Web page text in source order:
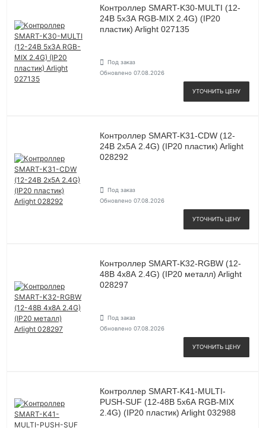
Контроллер SMART-K30-MULTI (12-
24В 5х3А RGB-MIX 2.4G) (IP20
пластик) Arlight 027135
Под заказ
Обновлено 07.08.2026
УТОЧНИТЬ ЦЕНУ
Контроллер SMART-K31-CDW (12-
24В 2х5А 2.4G) (IP20 пластик) Arlight
028292
Под заказ
Обновлено 07.08.2026
УТОЧНИТЬ ЦЕНУ
Контроллер SMART-K32-RGBW (12-
48В 4х8А 2.4G) (IP20 металл) Arlight
028297
Под заказ
Обновлено 07.08.2026
УТОЧНИТЬ ЦЕНУ
Контроллер SMART-K41-MULTI-
PUSH-SUF (12-48В 5х6А RGB-MIX
2.4G) (IP20 пластик) Arlight 032988